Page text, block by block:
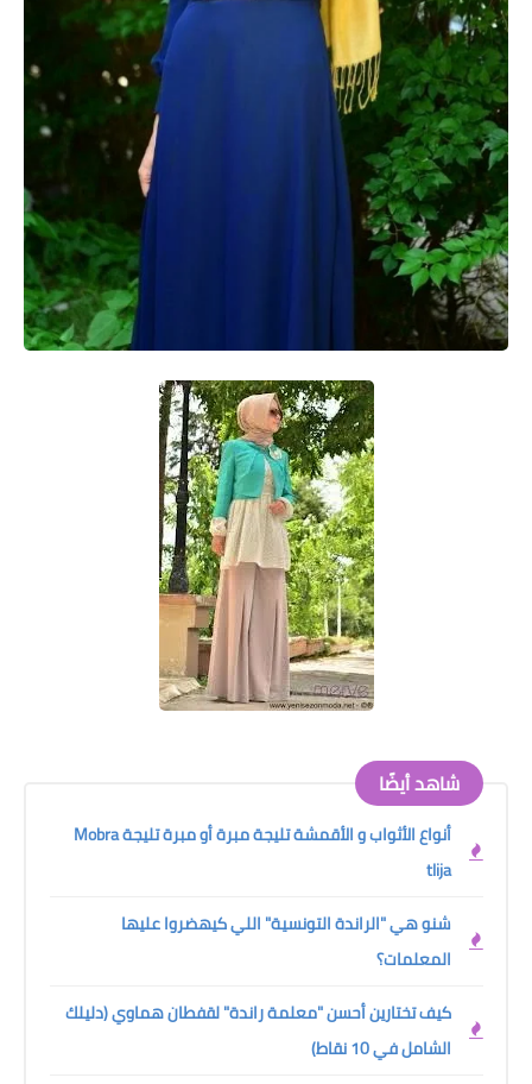
شاهد أيضًا
أنواع الأثواب و الأقمشة تليجة مبرة أو مبرة تليجة Mobra
tlija
شنو هي "الراندة التونسية" اللي كيهضروا عليها
المعلمات؟
كيف تختارين أحسن "معلمة راندة" لقفطان هماوي (دليلك
الشامل في 10 نقاط)